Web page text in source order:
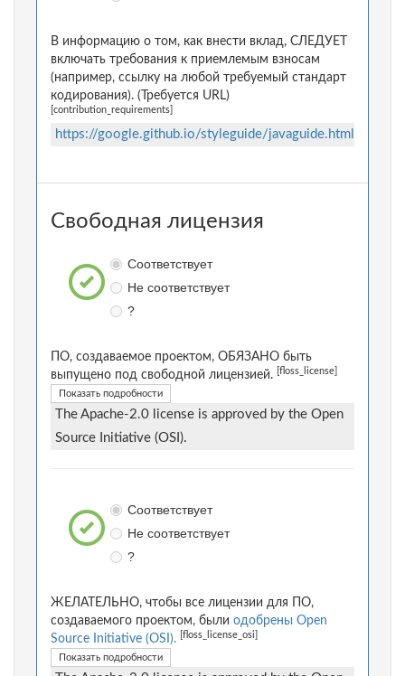
В информацию о том, как внести вклад, СЛЕДУЕТ
включать требования к приемлемым взносам
(например, ссылку на любой требуемый стандарт
кодирования). (Требуется URL)
[contribution_requirements]
https://google.github.io/styleguide/javaguide.html
Свободная лицензия
Соответствует
Не соответствует
?
ПО, создаваемое проектом, ОБЯЗАНО быть
выпущено под свободной лицензией.
[floss_license]
Показать подробности
The Apache-2.0 license is approved by the Open
Source Initiative (OSI).
Соответствует
Не соответствует
?
ЖЕЛАТЕЛЬНО, чтобы все лицензии для ПО,
создаваемого проектом, были одобрены Open
Source Initiative (OSI).
[floss_license_osi]
Показать подробности